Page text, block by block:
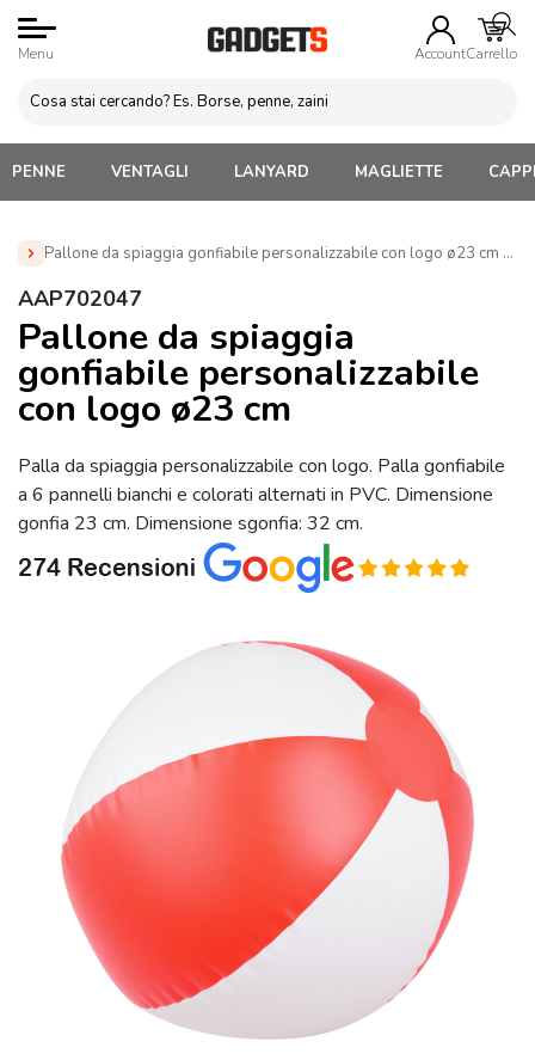
Menu AccountCarrello
PENNE VENTAGLI LANYARD MAGLIETTE
Pallone da spiaggia gonfiabile personalizzabile con logo ø23 cm
Home » Gadget Personalizzabili per l'Estate
personalizzabile con logo ø23 cm (AAP702047)
AAP702047
Pallone da spiaggia
gonfiabile personalizzabile
con logo ø23 cm
Palla da spiaggia personalizzabile con logo. Palla gonfiabile
a 6 pannelli bianchi e colorati alternati in PVC. Dimensione
gonfia 23 cm. Dimensione sgonfia: 32 cm.